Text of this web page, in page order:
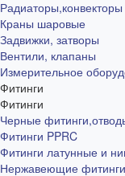
Краны шаровые
Задвижки, затворы
Вентили, клапаны
Измерительное
Фитинги
Фитинги
Черные
Фитинги PPRC
Фитинги латунные и
Нержавеющие фитинги